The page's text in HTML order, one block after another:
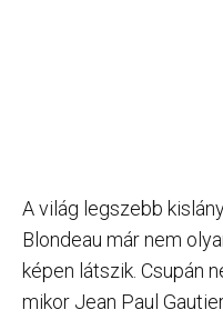
A világ legszebb
Blondeau már nem
képen látszik. Csupán
mikor Jean Paul